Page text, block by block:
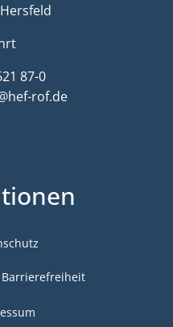
87-0
rof.de